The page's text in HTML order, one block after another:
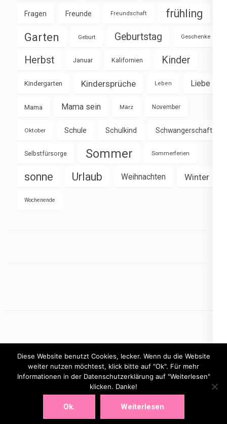
Fragen Freunde Freundschaft frühling
Garten Geburt Geburtstag Geschenke
Herbst Januar Kalifornien Kinder
Kindergarten Kindersprüche Leben Liebe
Mama Mama sein März November
Oktober Schule Schulkind Schwangerschaft
Selbstfürsorge Sommer Sommerferien
sonne Urlaub Weihnachten Winter
Wochenende
mamasbusiness.de
Diese Website benutzt Cookies, lecker. Wenn du die Website
weiter nutzen möchtest, klick bitte auf "Ok". Für mehr
Informationen in der Datenschutzerklärung auf "Weiterlesen"
klicken. Danke!
Ok. Weiterlesen